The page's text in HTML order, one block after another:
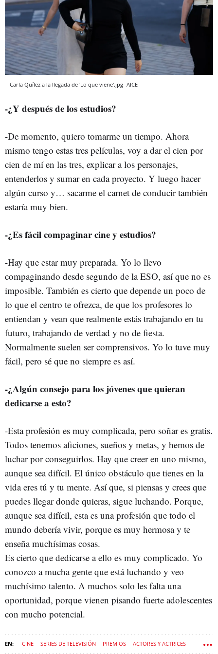
Carla Quílez a la llegada de 'Lo que viene'.jpg AICE
-¿Y después de los estudios?
-De momento, quiero tomarme un tiempo. Ahora
mismo tengo estas tres películas, voy a dar el cien por
cien de mí en las tres, explicar a los personajes,
entenderlos y sumar en cada proyecto. Y luego hacer
algún curso y… sacarme el carnet de conducir también
estaría muy bien.
-¿Es fácil compaginar cine y estudios?
-Hay que estar muy preparada. Yo lo llevo
compaginando desde segundo de la ESO, así que no es
imposible. También es cierto que depende un poco de
lo que el centro te ofrezca, de que los profesores lo
entiendan y vean que realmente estás trabajando en tu
futuro, trabajando de verdad y no de fiesta.
Normalmente suelen ser comprensivos. Yo lo tuve muy
fácil, pero sé que no siempre es así.
-¿Algún consejo para los jóvenes que quieran
dedicarse a esto?
-Esta profesión es muy complicada, pero soñar es gratis.
Todos tenemos aficiones, sueños y metas, y hemos de
luchar por conseguirlos. Hay que creer en uno mismo,
aunque sea difícil. El único obstáculo que tienes en la
vida eres tú y tu mente. Así que, si piensas y crees que
puedes llegar donde quieras, sigue luchando. Porque,
aunque sea difícil, esta es una profesión que todo el
mundo debería vivir, porque es muy hermosa y te
enseña muchísimas cosas.
Es cierto que dedicarse a ello es muy complicado. Yo
conozco a mucha gente que está luchando y veo
muchísimo talento. A muchos solo les falta una
oportunidad, porque vienen pisando fuerte adolescentes
con mucho potencial.
CINE SERIES DE TELEVISIÓN PREMIOS ACTORES Y ACTRICES